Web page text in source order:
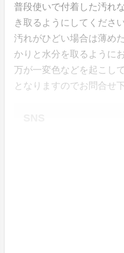
普段使いで付着した汚れ
き取るようにしてください
汚れがひどい場合は薄め
かりと水分を取るように
万が一変色などを起こし
となりますのでお問合せ